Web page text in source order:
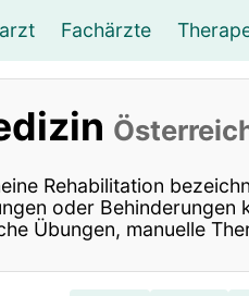
Fachärzte
Rehabilitation
oder
Übungen, manuelle